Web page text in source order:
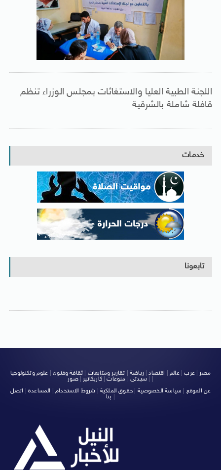
اللجنة الطبية العليا والاستغاثات بمجلس الوزراء تنظم
قافلة شاملة بالشرقية
خدمات
تابعونا
مصر |عرب|عالم| اقتصاد| رياضة تقارير ومتابعات ثقافة وفنون| علوم وتكنولوجيا
سيدتى| منوعات|كاريكاتير |صور
عن الموقع
سياسة الخصوصية حقوق الملكية شروط الاستخدام المساعدة
اتصل
بنا